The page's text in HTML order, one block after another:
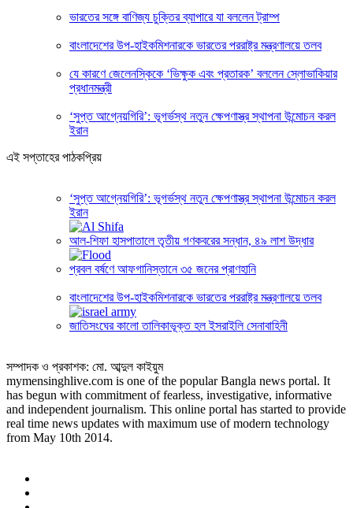
ভারতের সঙ্গে বাণিজ্য চুক্তির ব্যাপারে যা বললেন ট্রাম্প
বাংলাদেশের উপ-হাইকমিশনারকে ভারতের পররাষ্ট্র মন্ত্রণালয়ে তলব
যে কারণে জেলেনস্কিকে ‘ভিক্ষুক এবং প্রতারক’ বললেন স্লোভাকিয়ার
প্রধানমন্ত্রী
‘সুপ্ত আগ্নেয়গিরি’: ভূগর্ভস্থ নতুন ক্ষেপণাস্ত্র স্থাপনা উন্মোচন করল
ইরান
এই সপ্তাহের পাঠকপ্রিয়
‘সুপ্ত আগ্নেয়গিরি’: ভূগর্ভস্থ নতুন ক্ষেপণাস্ত্র স্থাপনা উন্মোচন করল
ইরান
আল-শিফা হাসপাতালে তৃতীয় গণকবরের সন্ধান, ৪৯ লাশ উদ্ধার
প্রবল বর্ষণে আফগানিস্তানে ৩৫ জনের প্রাণহানি
বাংলাদেশের উপ-হাইকমিশনারকে ভারতের পররাষ্ট্র মন্ত্রণালয়ে তলব
জাতিসংঘের কালো তালিকাভূক্ত হল ইসরাইলি সেনাবাহিনী
সম্পাদক ও প্রকাশক: মো. আব্দুল কাইয়ুম
mymensinghlive.com is one of the popular Bangla news portal. It
has begun with commitment of fearless, investigative, informative
and independent journalism. This online portal has started to provide
real time news updates with maximum use of modern technology
from May 10th 2014.